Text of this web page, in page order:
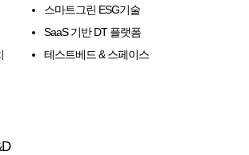
스마트그린 ESG기술
SaaS 기반 DT 플랫폼
테스트베드 & 스페이스